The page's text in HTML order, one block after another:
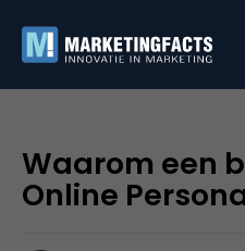
Waarom een
Online